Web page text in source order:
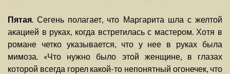
Пятая . Сегень полагает, что Маргарита шла с желтой
акацией в руках, когда встретилась с мастером. Хотя в
романе четко указывается, что у нее в руках была
мимоза. «Что нужно было этой женщине, в глазах
которой всегда горел какой-то непонятный огонечек, что